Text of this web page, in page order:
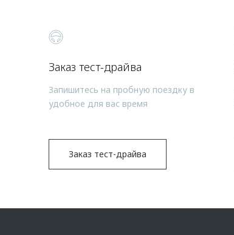
Заказ тест-драйва
Запишитесь на пробную поездку в
удобное для вас время
Заказ тест-драйва